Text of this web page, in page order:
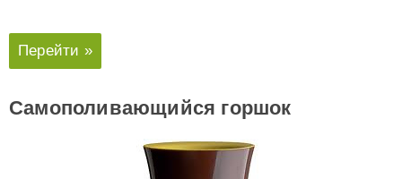
Перейти »
Самополивающийся горшок